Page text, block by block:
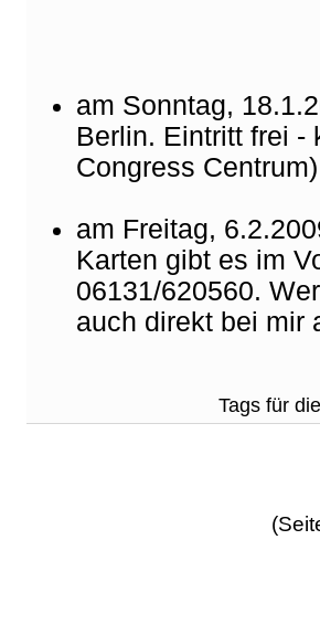
am Sonntag,
Berlin. Eintritt frei -
Congress Centrum)
am Freitag,
Karten gibt es im
06131/620560.
auch direkt bei mir
Tags für